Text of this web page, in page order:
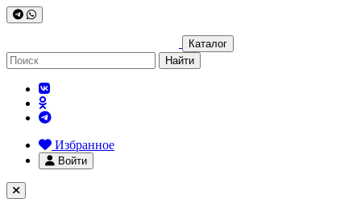
Каталог
Найти
Избранное
Войти